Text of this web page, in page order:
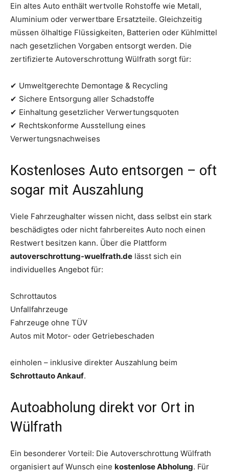
Ein altes Auto enthält wertvolle Rohstoffe wie Metall,
Aluminium oder verwertbare Ersatzteile. Gleichzeitig
müssen ölhaltige Flüssigkeiten, Batterien oder Kühlmittel
nach gesetzlichen Vorgaben entsorgt werden. Die
zertifizierte Autoverschrottung Wülfrath sorgt für:
✔ Umweltgerechte Demontage & Recycling
✔ Sichere Entsorgung aller Schadstoffe
✔ Einhaltung gesetzlicher Verwertungsquoten
✔ Rechtskonforme Ausstellung eines
Verwertungsnachweises
Kostenloses Auto entsorgen – oft
sogar mit Auszahlung
Viele Fahrzeughalter wissen nicht, dass selbst ein stark
beschädigtes oder nicht fahrbereites Auto noch einen
Restwert besitzen kann. Über die Plattform
autoverschrottung-wuelfrath.de lässt sich ein
individuelles Angebot für:
Schrottautos
Unfallfahrzeuge
Fahrzeuge ohne TÜV
Autos mit Motor- oder Getriebeschaden
einholen – inklusive direkter Auszahlung beim
Schrottauto Ankauf.
Autoabholung direkt vor Ort in
Wülfrath
Ein besonderer Vorteil: Die Autoverschrottung Wülfrath
organisiert auf Wunsch eine kostenlose Abholung. Für